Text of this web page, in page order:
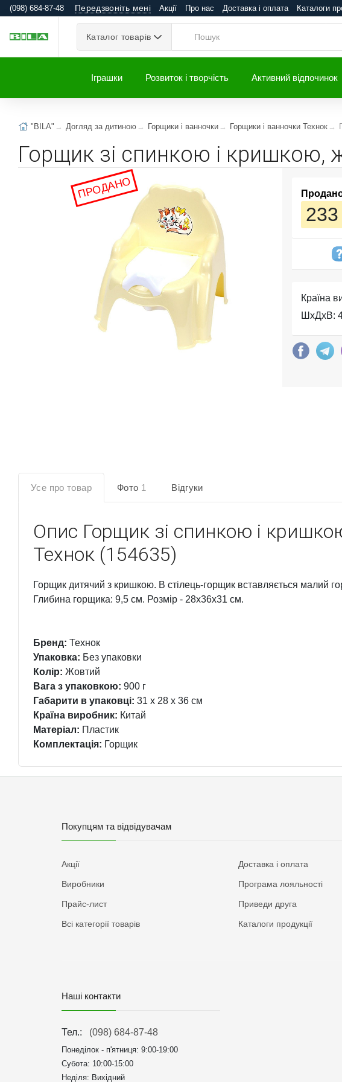
(098) 684-87-48 Передзвоніть мені Акції Про нас Доставка і оплата Каталоги
Каталог товарів
Іграшки Розвиток і творчість Активний відпочинок
"BILA" Догляд за дитиною Горщики і ванночки Горщики і ванночки Технок
Горщик зі спинкою і кришкою,
ПРОДАНО
233
Країна
ШхДхВ:
Усе про товар Фото 1 Відгуки
Опис Горщик зі спинкою і
Технок (154635)
Горщик дитячий з кришкою. В стілець-горщик вставляється малий
Глибина горщика: 9,5 см. Розмір - 28х36х31 см.
Бренд: Технок
Упаковка: Без упаковки
Колір: Жовтий
Вага з упаковкою: 900 г
Габарити в упаковці: 31 x 28 x 36 см
Країна виробник: Китай
Матеріал: Пластик
Комплектація: Горщик
Покупцям та відвідувачам
Акції
Виробники
Прайс-лист
Всі категорії товарів
Доставка і оплата
Програма лояльності
Приведи друга
Каталоги продукції
Наші контакти
Тел.: (098) 684-87-48
Понеділок - п'ятниця: 9:00-19:00
Субота: 10:00-15:00
Неділя: Вихідний